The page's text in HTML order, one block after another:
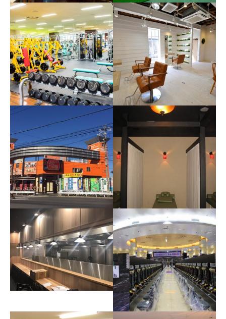
イタリアンレストラン その他店舗
スポーツ施設 美容室
インターネットカフェ マッサージ店